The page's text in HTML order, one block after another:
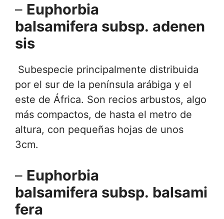
– Euphorbia
balsamifera subsp. adenen
sis
Subespecie principalmente distribuida
por el sur de la península arábiga y el
este de África. Son recios arbustos, algo
más compactos, de hasta el metro de
altura, con pequeñas hojas de unos
3cm.
– Euphorbia
balsamifera subsp. balsami
fera